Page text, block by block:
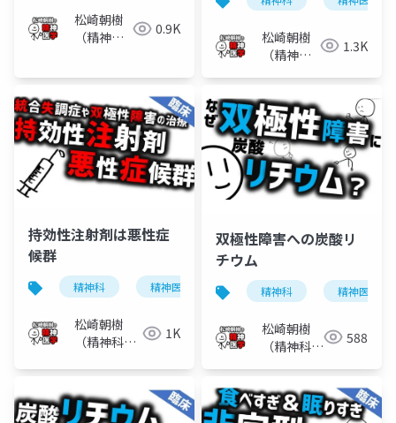
松崎朝樹
（精神科
0.9K
松崎朝樹
（精神科
1.3K
持効性注射剤は悪性症
候群
精神科 精神医学 双極性障害 統合失調症
松崎朝樹
（精神科
1K
双極性障害への炭酸リ
チウム
精神科 精神医学
松崎朝樹
（精神科
588